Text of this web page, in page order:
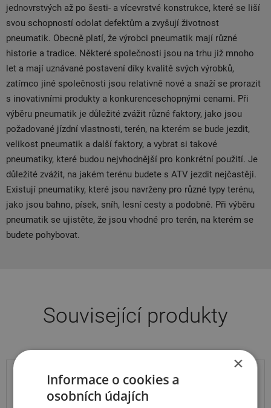
jednovrstvých až po šesti- a vícevrstvé konstrukce, které se liší
svou schopností odolat defektům a zvyšují životnost
pneumatik. Obecně platí, že výrobci pneumatik mají různé
historie a tradice. Některé společnosti jsou na trhu již mnoho
let a mají uznávané postavení díky kvalitě svých výrobků,
zatímco jiné společnosti jsou relativně nové a snaží se prorazit
s inovativními produkty a konkurenceschopnými cenami. Při
výběru pneumatik je důležité zvážit různé faktory, jako jsou
požadované jízdní vlastnosti, terén, na kterém se bude jezdit,
velikost pneumatik a další faktory, a vybrat si takové
pneumatiky, které budou nejvhodnější pro konkrétní použití. Je
důležité zvážit, na jakém terénu budete s ATV jezdit nejčastěji.
Existují pneumatiky, které jsou navrženy pro různé typy terénu,
jako jsou bahno, písek, sníh, lesní cesty a podobně. Při výběru
pneumatik se ujistěte, že jsou vhodné pro terén, na kterém se
budete pohybovat.
Související produkty
JOURNEY
P361
×
Informace o cookies a
osobních údajích